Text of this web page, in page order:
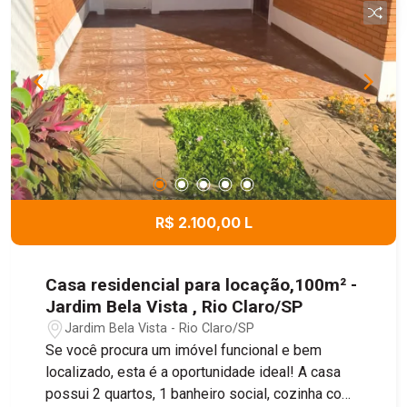
R$ 2.100,00 L
Casa residencial para locação,100m² -
Jardim Bela Vista , Rio Claro/SP
Jardim Bela Vista - Rio Claro/SP
Se você procura um imóvel funcional e bem
localizado, esta é a oportunidade ideal! A casa
possui 2 quartos, 1 banheiro social, cozinha com